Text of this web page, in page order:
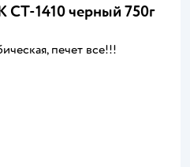
CT-1410 черный 750г
печет все!!!